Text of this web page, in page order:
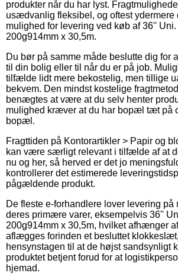
produkter når du har lyst.
usædvanlig fleksibel, og oftest ydermere
mulighed for levering ved køb af 36''
200g914mm x 30,5m.
Du bør på samme måde beslutte dig for
til din bolig eller til når du er på job.
tilfælde lidt mere bekostelig, men tillige
bekvem. Den mindst kostelige
benægtes at være at du selv henter
mulighed kræver at du har bopæl tæt på
bopæl.
Fragttiden på Kontorartikler > Papir og
kan være særligt relevant i tilfælde af at
nu og her, så herved er det jo
kontrollerer det estimerede
pågældende produkt.
De fleste e-forhandlere lover levering
deres primære varer, eksempelvis 36''
200g914mm x 30,5m, hvilket afhænger
aflægges forinden et besluttet
hensynstagen til at de højst sandsynligt
produktet betjent forud for at
hjemad.